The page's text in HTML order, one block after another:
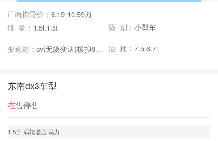
厂商指导价： 6.19-10.59万
排 量： 1.5l,1.5t 级 别： 小型车
变速箱： cvt无级变速(模拟8挡} 油 耗： 7.5-8.7l
东南dx3车型
在售停售
1.5升 涡轮增压 马力